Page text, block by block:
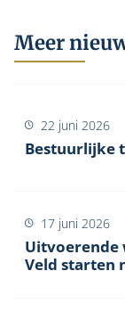
Meer
Bestuurlijke
22 juni 2026
Uitvoerende
Veld starten
17 juni 2026